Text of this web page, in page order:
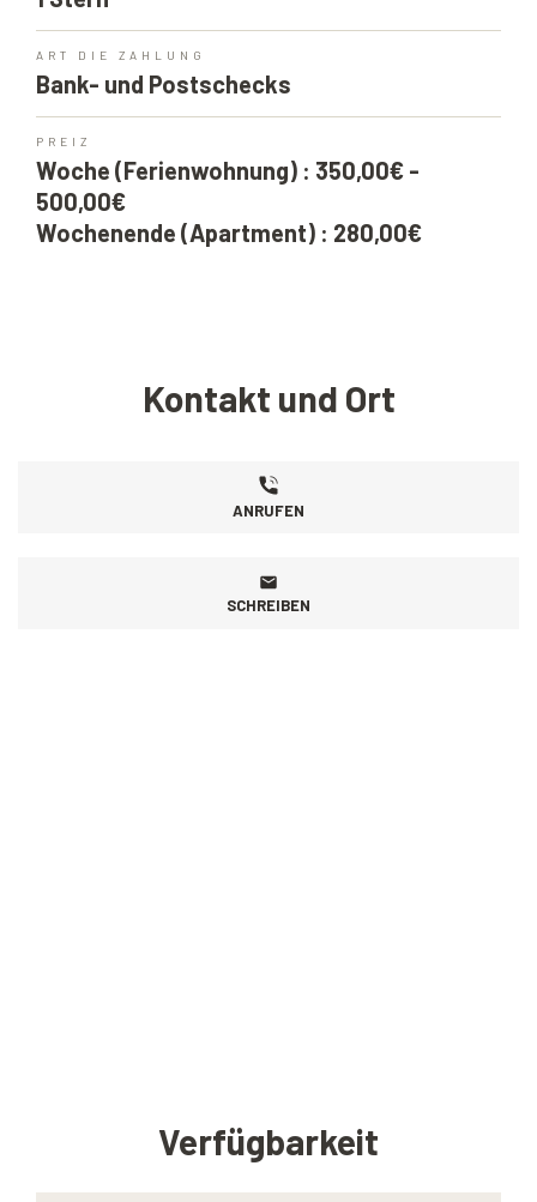
ART DIE ZAHLUNG
Bank- und Postschecks
PREIZ
Woche (Ferienwohnung) : 350,00€ -
500,00€
Wochenende (Apartment) : 280,00€
Kontakt und Ort
ANRUFEN
SCHREIBEN
Verfügbarkeit